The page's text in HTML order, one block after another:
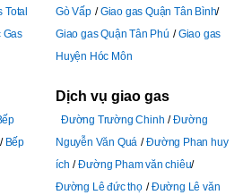
Total
Gas
Bếp
Gò Vấp
Giao gas Quận Tân Bình
Giao gas Quận Tân Phú
Giao gas
Huyện Hóc Môn
Dịch vụ giao gas
Đường Trường Chinh
Đường
Nguyễn Văn Quá
Đường Phan huy
ích
Đường Pham văn chiêu
Đường Lê đức thọ
Đường Lê văn